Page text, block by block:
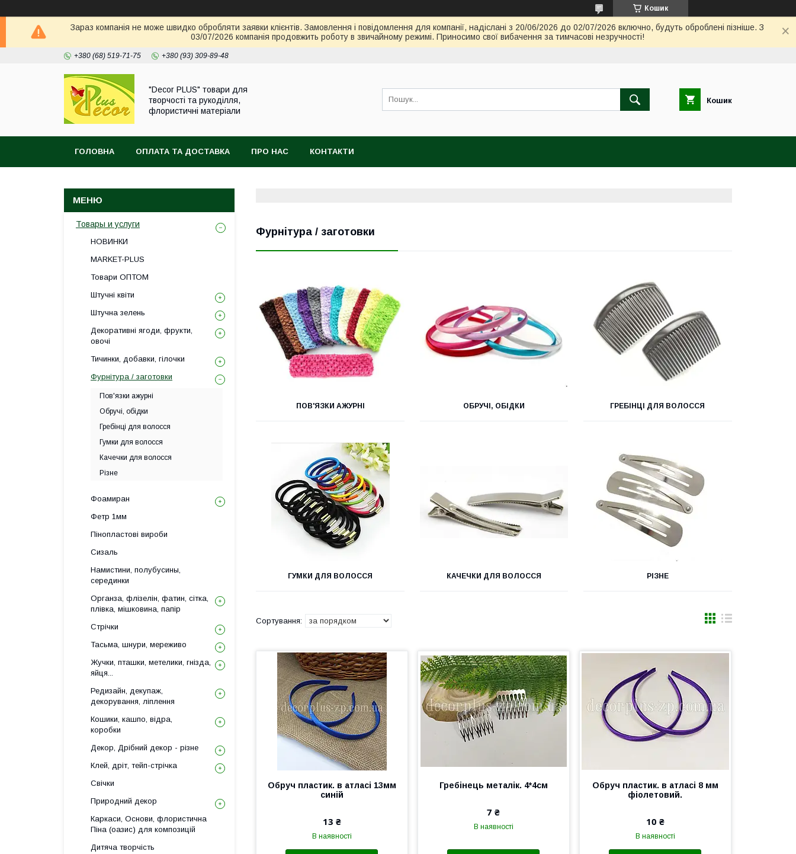
Кошик
Зараз компанія не може швидко обробляти заявки клієнтів. Замовлення і повідомлення для компанії, надіслані з 20/06/2026 до 02/07/2026 включно, будуть оброблені пізніше. З
03/07/2026 компанія продовжить роботу в звичайному режимі. Приносимо свої вибачення за тимчасові незручності!
+380 (68) 519-71-75 +380 (93) 309-89-48
"Decor PLUS" товари для
творчості та рукоділля,
флористичні матеріали
Кошик
ГОЛОВНА ОПЛАТА ТА ДОСТАВКА ПРО НАС КОНТАКТИ
Фурнітура / заготовки
ПОВ'ЯЗКИ АЖУРНІ ОБРУЧІ, ОБІДКИ ГРЕБІНЦІ ДЛЯ ВОЛОССЯ
ГУМКИ ДЛЯ ВОЛОССЯ КАЧЕЧКИ ДЛЯ ВОЛОССЯ РІЗНЕ
Обруч пластик. в атласі 13мм
синій
13 ₴
В наявності
Гребінець металік. 4*4см
7 ₴
В наявності
Обруч пластик. в атласі 8 мм
фіолетовий.
10 ₴
В наявності
Товары и услуги
НОВИНКИ
MARKET-PLUS
Товари ОПТОМ
Штучні квіти
Штучна зелень
Декоративні ягоди, фрукти,
овочі
Тичинки, добавки, гілочки
Фурнітура / заготовки
Пов'язки ажурні
Обручі, обідки
Гребінці для волосся
Гумки для волосся
Качечки для волосся
Різне
Фоамиран
Фетр 1мм
Пінопластові вироби
Сизаль
Намистини, полубусины,
серединки
Органза, флізелін, фатин, сітка,
плівка, мішковина, папір
Стрічки
Тасьма, шнури, мереживо
Жучки, пташки, метелики, гнізда,
яйця...
Редизайн, декупаж,
декорування, ліплення
Кошики, кашпо, відра,
коробки
Декор, Дрібний декор - різне
Клей, дріт, тейп-стрічка
Свічки
Природний декор
Каркаси, Основи, флористична
Піна (оазис) для композицій
Дитяча творчість